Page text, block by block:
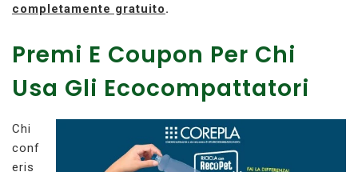
completamente gratuito.
Premi E Coupon Per Chi
Usa Gli Ecocompattatori
Chi
conf
eris